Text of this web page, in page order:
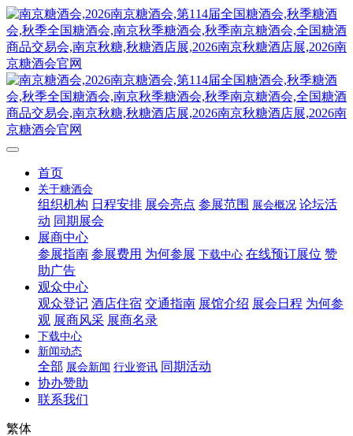
首页
关于糖酒会
组织机构 日程安排 展会亮点 参展范围 展会概况 论坛活
动 同期展会
展商中心
参展指南 参展费用 为何参展 下载中心 在线预订展位 赞
助广告
观众中心
观众登记 酒店住宿 交通指南 展馆介绍 展会日程 为何参
观 展商风采 展商名录
下载中心
新闻动态
全部 展会新闻 行业资讯 同期活动
协办赞助
联系我们
繁体